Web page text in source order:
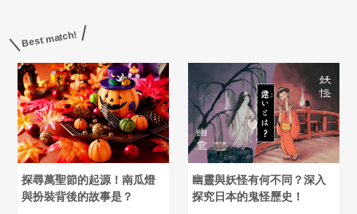
Best match!
探尋萬聖節的起源！南瓜燈
與扮裝背後的故事是？
幽靈與妖怪有何不同？深入
探究日本的鬼怪歷史！